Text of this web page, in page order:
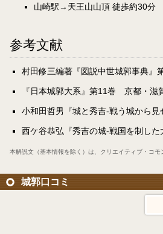
山崎駅→天王山山頂 徒歩約30分
参考文献
村田修三編著『図説中世城郭事典』
『日本城郭大系』第11巻 京都・滋
小和田哲男『城と秀吉-戦う城から
西ケ谷恭弘『秀吉の城-戦国を制し
本解説文（基本情報を除く）は、 クリエイティブ・コ
城郭口コミ